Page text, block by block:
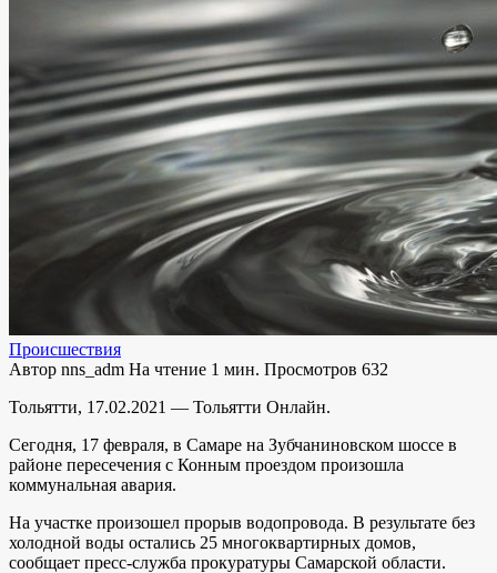
Происшествия
Автор nns_adm На чтение 1 мин. Просмотров 632
Тольятти, 17.02.2021 — Тольятти Онлайн.
Сегодня, 17 февраля, в Самаре на Зубчаниновском шоссе в
районе пересечения с Конным проездом произошла
коммунальная авария.
На участке произошел прорыв водопровода. В результате без
холодной воды остались 25 многоквартирных домов,
сообщает пресс-служба прокуратуры Самарской области.